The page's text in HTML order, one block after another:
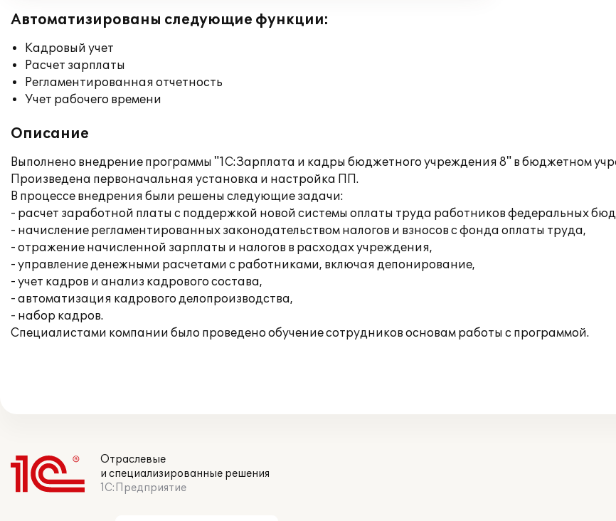
Автоматизированы следующие функции:
Кадровый учет
Расчет зарплаты
Регламентированная отчетность
Учет рабочего времени
Описание
Выполнено внедрение программы "1С:Зарплата и кадры бюджетного учреждения 8" в бюджетном
Произведена первоначальная установка и настройка ПП.
В процессе внедрения были решены следующие задачи:
- расчет заработной платы с поддержкой новой системы оплаты труда работников федеральных
- начисление регламентированных законодательством налогов и взносов с фонда оплаты труда,
- отражение начисленной зарплаты и налогов в расходах учреждения,
- управление денежными расчетами с работниками, включая депонирование,
- учет кадров и анализ кадрового состава,
- автоматизация кадрового делопроизводства,
- набор кадров.
Специалистами компании было проведено обучение сотрудников основам работы с программой.
Отраслевые
и специализированные решения
1С:Предприятие